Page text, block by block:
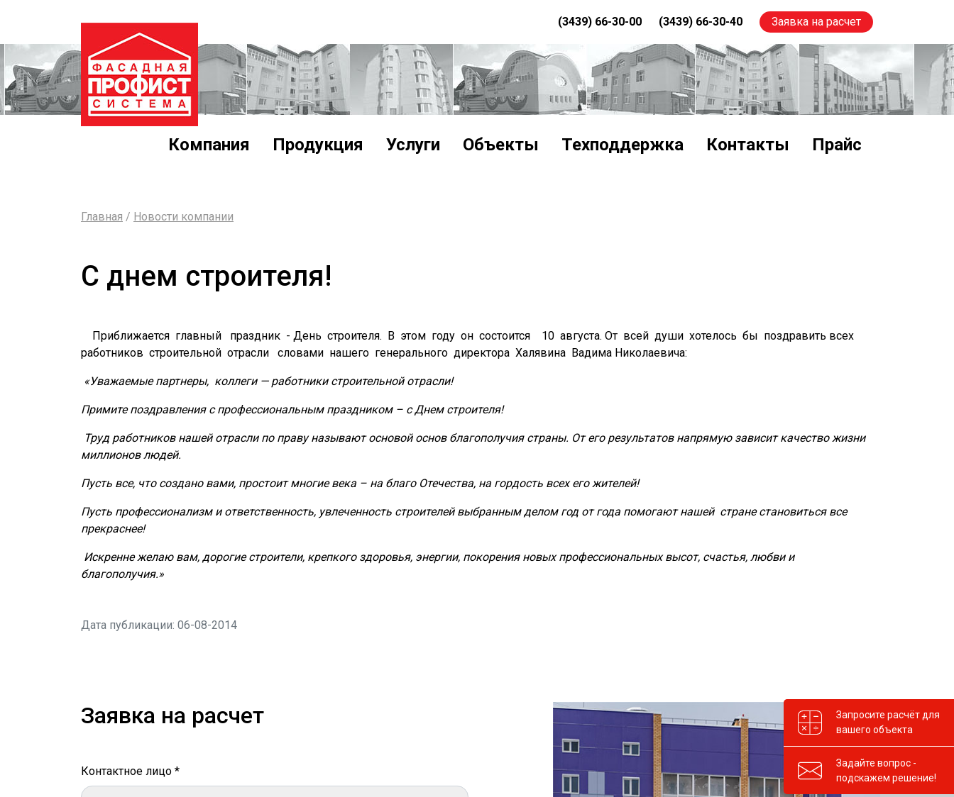
(3439) 66-30-00 (3439) 66-30-40 Заявка на расчет
Компания Продукция Услуги Объекты Техподдержка Контакты Прайс
Главная / Новости компании
С днем строителя!
Приближается главный праздник - День строителя. В этом году он состоится 10 августа. От всей души хотелось бы поздравить всех
работников строительной отрасли словами нашего генерального директора Халявина Вадима Николаевича:
«Уважаемые партнеры, коллеги — работники строительной отрасли!
Примите поздравления с профессиональным праздником – с Днем строителя!
Труд работников нашей отрасли по праву называют основой основ благополучия страны. От его результатов напрямую зависит качество жизни
миллионов людей.
Пусть все, что создано вами, простоит многие века – на благо Отечества, на гордость всех его жителей!
Пусть профессионализм и ответственность, увлеченность строителей выбранным делом год от года помогают нашей стране становиться все
прекраснее!
Искренне желаю вам, дорогие строители, крепкого здоровья, энергии, покорения новых профессиональных высот, счастья, любви и
благополучия.»
Дата публикации: 06-08-2014
Заявка на расчет
Контактное лицо *
Запросите расчёт для
вашего объекта
Задайте вопрос -
подскажем решение!